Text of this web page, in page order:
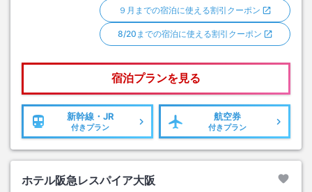
９月までの宿泊に使える割引クーポン
8/20までの宿泊に使える割引クーポン
宿泊プランを見る
新幹線・JR
付きプラン
航空券
付きプラン
ホテル阪急レスパイア大阪